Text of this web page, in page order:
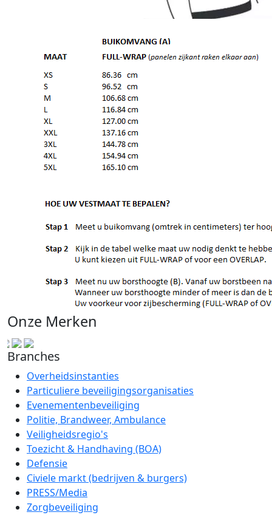
Onze Merken
Branches
Overheidsinstanties
Particuliere beveiligingsorganisaties
Evenementenbeveiliging
Politie, Brandweer, Ambulance
Veiligheidsregio's
Toezicht & Handhaving (BOA)
Defensie
Civiele markt (bedrijven & burgers)
PRESS/Media
Zorgbeveiliging